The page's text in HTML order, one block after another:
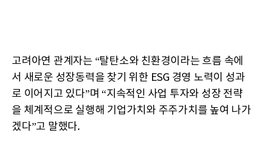
고려아연 관계자는 “탈탄소와 친환경이라는 흐름 속에
서 새로운 성장동력을 찾기 위한 ESG 경영 노력이 성과
로 이어지고 있다”며 “지속적인 사업 투자와 성장 전략
을 체계적으로 실행해 기업가치와 주주가치를 높여 나가
겠다”고 말했다.